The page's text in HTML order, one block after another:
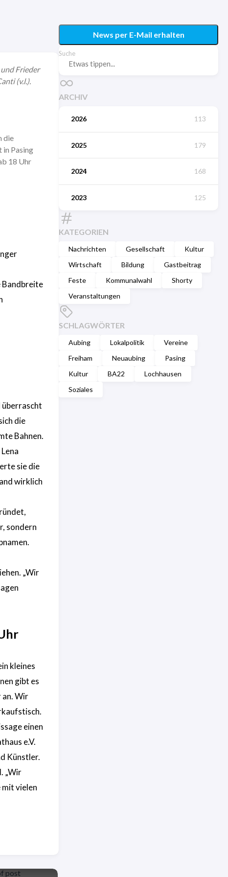
News per E-Mail erhalten
Suche
ARCHIV
2026 113
2025 179
2024 168
2023 125
KATEGORIEN
Nachrichten Gesellschaft
Kultur
Wirtschaft
Bildung
Gastbeitrag
Feste
Kommunalwahl
Shorty
Veranstaltungen
SCHLAGWÖRTER
Aubing Lokalpolitik
Vereine
Freiham
Neuaubing
Pasing
Kultur
BA22
Lochhausen
Soziales
Frieder
(v.l.).
die
in Pasing
18 Uhr
Bandbreite
überrascht
die
Bahnen.
sie die
wirklich
sondern
„Wir
kleines
gibt es
an. Wir
einen
e.V.
Künstler.
„Wir
mit vielen